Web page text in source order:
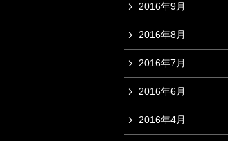
2016年9月
2016年8月
2016年7月
2016年6月
2016年4月